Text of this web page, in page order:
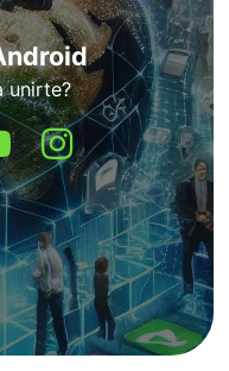
unirte?